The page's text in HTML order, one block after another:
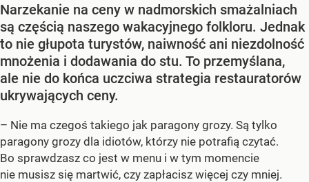
Narzekanie na ceny w nadmorskich smażalniach
są częścią naszego wakacyjnego folkloru. Jednak
to nie głupota turystów, naiwność ani niezdolność
mnożenia i dodawania do stu. To przemyślana,
ale nie do końca uczciwa strategia restauratorów
ukrywających ceny.
– Nie ma czegoś takiego jak paragony grozy. Są tylko
paragony grozy dla idiotów, którzy nie potrafią czytać.
Bo sprawdzasz co jest w menu i w tym momencie
nie musisz się martwić, czy zapłacisz więcej czy mniej.